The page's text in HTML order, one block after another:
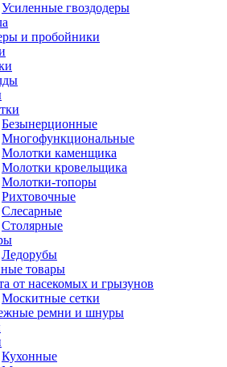
Усиленные гвоздодеры
и пробойники
Безынерционные
Многофункциональные
Молотки каменщика
Молотки кровельщика
Молотки-топоры
Рихтовочные
Слесарные
Столярные
Ледорубы
товары
от насекомых и грызунов
Москитные сетки
ремни и шнуры
Кухонные